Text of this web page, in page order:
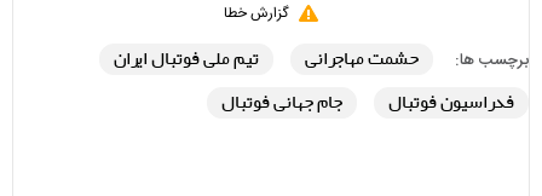
گزارش خطا
برچسب ها: حشمت مهاجرانی
تیم ملی فوتبال ایران
فدراسیون فوتبال
جام جهانی فوتبال